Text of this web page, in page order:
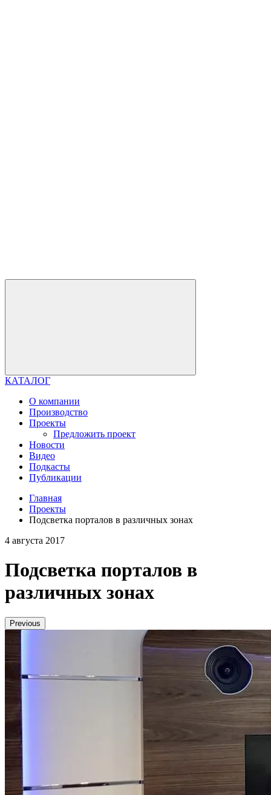
КАТАЛОГ
О компании
Производство
Проекты
Предложить проект
Новости
Видео
Подкасты
Публикации
Главная
Проекты
Подсветка порталов в различных зонах
4 августа 2017
Подсветка порталов в
различных зонах
Previous